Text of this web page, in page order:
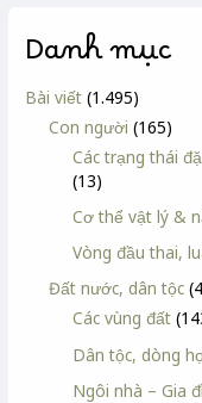
Danh mục
Bài viết (1.495)
Con người (165)
Các trạng thái
(13)
Cơ thể vật lý &
Vòng đầu thai,
Đất nước, dân tộc
Các vùng đất
Dân tộc, dòng
Ngôi nhà – Gia